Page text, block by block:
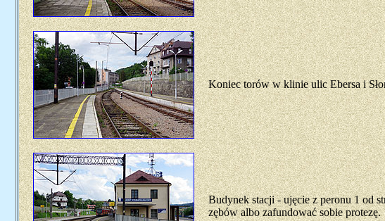
Koniec torów w klinie ulic Ebersa i
Budynek stacji - ujęcie z peronu 1 od
zębów albo zafundować sobie protezę.